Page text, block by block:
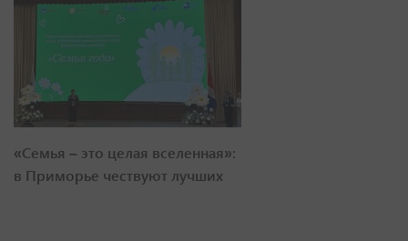
«Семья – это целая вселенная»:
в Приморье чествуют лучших